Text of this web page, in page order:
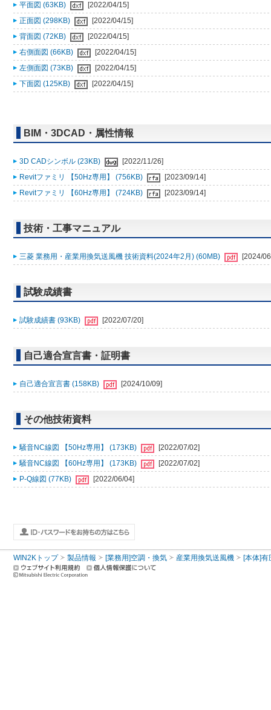
平面図 (63KB)
[2022/04/15]
正面図 (298KB)
[2022/04/15]
背面図 (72KB)
[2022/04/15]
右側面図 (66KB)
[2022/04/15]
左側面図 (73KB)
[2022/04/15]
下面図 (125KB)
[2022/04/15]
BIM・3DCAD・属性情報
3D CADシンボル (23KB)
[2022/11/26]
Revitファミリ 【50Hz専用】 (756KB)
[2023/09/14]
Revitファミリ 【60Hz専用】 (724KB)
[2023/09/14]
技術・工事マニュアル
三菱 業務用・産業用換気送風機 技術資料(2024年2月) (60MB) [2024/
試験成績書
試験成績書 (93KB) [2022/07/20]
自己適合宣言書・証明書
自己適合宣言書 (158KB) [2024/10/09]
その他技術資料
騒音NC線図 【50Hz専用】 (173KB)
[2022/07/02]
騒音NC線図 【60Hz専用】 (173KB)
[2022/07/02]
P-Q線図 (77KB)
[2022/06/04]
WIN2Kトップ 製品情報 [業務用]空調・換気 産業用換気送風機 [本体]有